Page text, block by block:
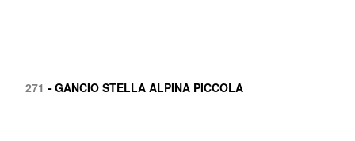
271 - GANCIO STELLA ALPINA PICCOLA